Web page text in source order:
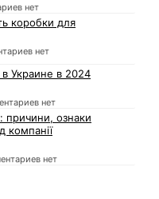
нет
коробки для
нет
Украине в 2024
нет
причини, ознаки
компанії
нет